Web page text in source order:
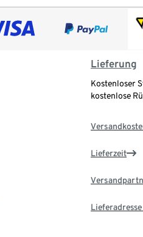
Lieferung
Kostenloser
kostenlose
Lieferzeit